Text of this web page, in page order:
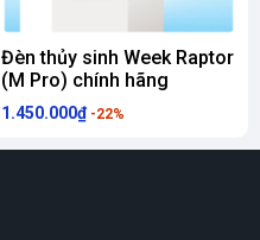
Đèn thủy sinh Week Raptor
(M Pro) chính hãng
1.450.000₫ -22%